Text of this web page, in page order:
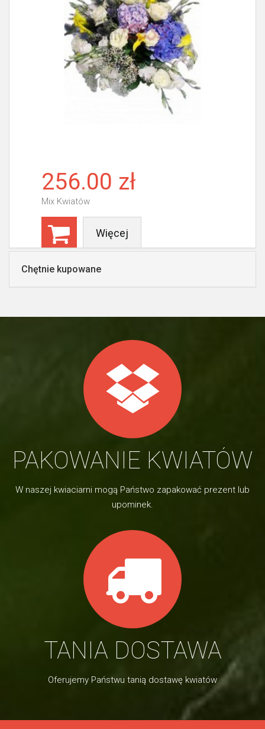
256.00 zł
Mix Kwiatów
Więcej
Chętnie kupowane
PAKOWANIE KWIATÓW
W naszej kwiaciarni mogą Państwo zapakować prezent lub
upominek.
TANIA DOSTAWA
Oferujemy Państwu tanią dostawę kwiatów